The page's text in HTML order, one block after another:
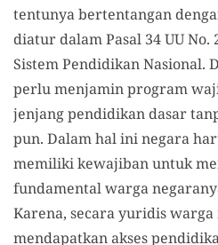
tentunya bertentangan
diatur dalam Pasal 34 UU No.
Sistem Pendidikan Nasional.
perlu menjamin program
jenjang pendidikan dasar
pun. Dalam hal ini negara
memiliki kewajiban untuk
fundamental warga
Karena, secara yuridis
mendapatkan akses